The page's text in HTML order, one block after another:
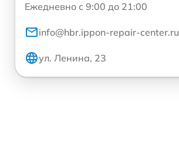
Ежедневно с 9:00 до 21:00
info@hbr.ippon-repair-center.ru
ул. Ленина, 23